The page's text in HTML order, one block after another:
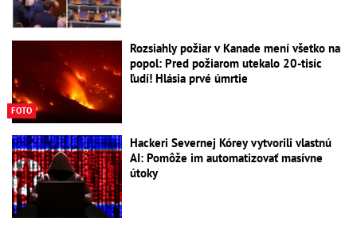
FOTO
Rozsiahly požiar v Kanade mení všetko na
popol: Pred požiarom utekalo 20-tisíc
ľudí! Hlásia prvé úmrtie
Hackeri Severnej Kórey vytvorili vlastnú
AI: Pomôže im automatizovať masívne
útoky